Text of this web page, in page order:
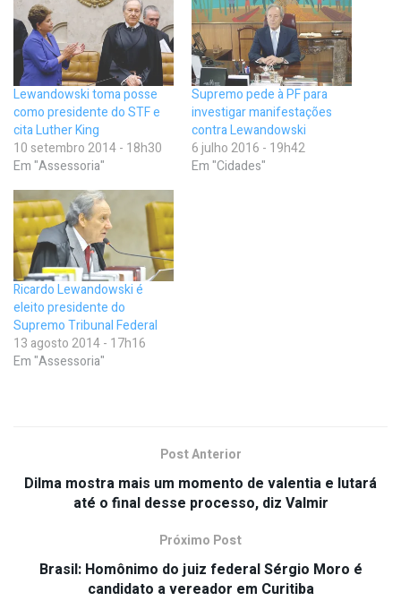
Lewandowski toma posse
como presidente do STF e
cita Luther King
10 setembro 2014 - 18h30
Em "Assessoria"
Supremo pede à PF para
investigar manifestações
contra Lewandowski
6 julho 2016 - 19h42
Em "Cidades"
Ricardo Lewandowski é
eleito presidente do
Supremo Tribunal Federal
13 agosto 2014 - 17h16
Em "Assessoria"
Post Anterior
Dilma mostra mais um momento de valentia e lutará
até o final desse processo, diz Valmir
Próximo Post
Brasil: Homônimo do juiz federal Sérgio Moro é
candidato a vereador em Curitiba